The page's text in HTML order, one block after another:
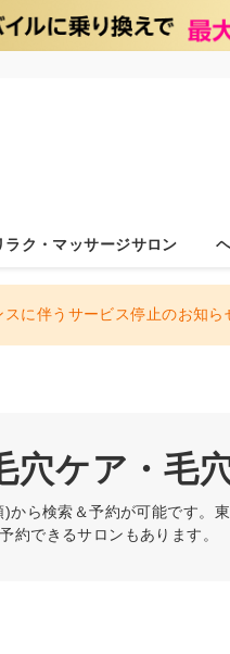
ラク・マッサージサロン
スに伴うサービス停止のお知
穴ケア・毛
から検索＆予約が可能です。
約できるサロンもあります。